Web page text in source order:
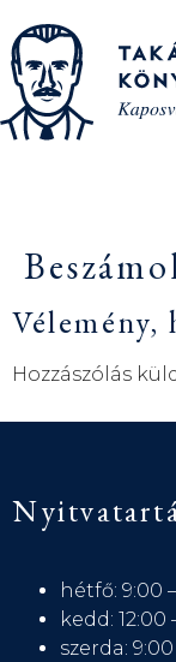
Vélemény,
Hozzászólás
hétfő: 9:00
kedd: 12:00
szerda: 9:00